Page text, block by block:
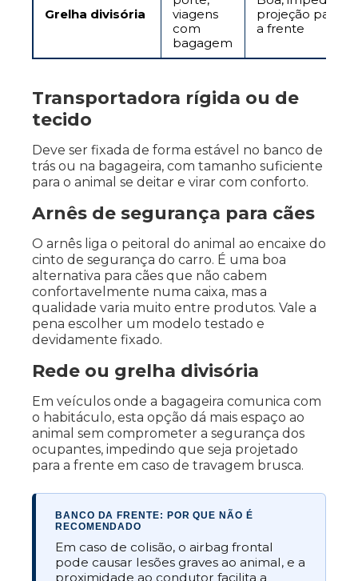
Grelha divisória
viagens
com
bagagem
projeção para
a frente
Transportadora rígida ou de
tecido
Deve ser fixada de forma estável no banco de
trás ou na bagageira, com tamanho suficiente
para o animal se deitar e virar com conforto.
Arnês de segurança para cães
O arnês liga o peitoral do animal ao encaixe do
cinto de segurança do carro. É uma boa
alternativa para cães que não cabem
confortavelmente numa caixa, mas a
qualidade varia muito entre produtos. Vale a
pena escolher um modelo testado e
devidamente fixado.
Rede ou grelha divisória
Em veículos onde a bagageira comunica com
o habitáculo, esta opção dá mais espaço ao
animal sem comprometer a segurança dos
ocupantes, impedindo que seja projetado
para a frente em caso de travagem brusca.
BANCO DA FRENTE: POR QUE NÃO É
RECOMENDADO
Em caso de colisão, o airbag frontal
pode causar lesões graves ao animal, e a
proximidade ao condutor facilita a